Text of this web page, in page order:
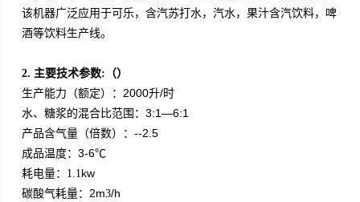
该机器广泛应用于可乐，含汽苏打水，汽水，果汁含汽饮料，啤
酒等饮料生产线。
2. 主要技术参数: （）
生产能力（额定）：2000升/时
水、糖浆的混合比范围：3:1—6:1
产品含气量（倍数）：--2.5
成品温度：3-6℃
耗电量：1.1kw
碳酸气耗量：2m3/h